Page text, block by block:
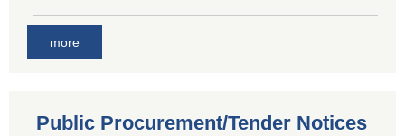
more
Public Procurement/Tender Notices